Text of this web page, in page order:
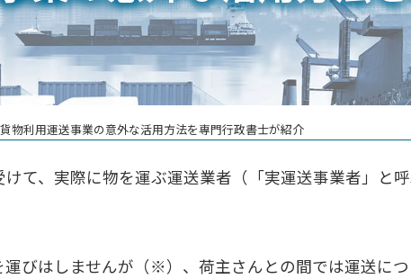
貨物利用運送事業の意外な活用方法を専門行政書士が紹介
て、実際に物を運ぶ運送業者（「実運送事業者」と
びはしませんが（※）、荷主さんとの間では運送に